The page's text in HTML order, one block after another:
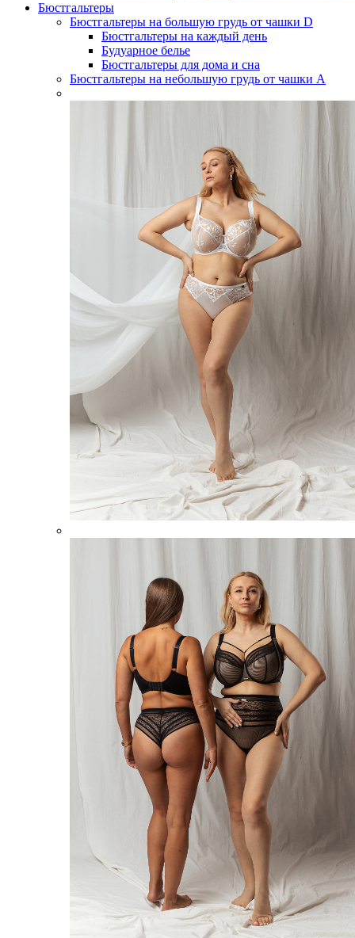
Бюстгальтеры
Бюстгальтеры на большую грудь от чашки D
Бюстгальтеры на каждый день
Будуарное белье
Бюстгальтеры для дома и сна
Бюстгальтеры на небольшую грудь от чашки А